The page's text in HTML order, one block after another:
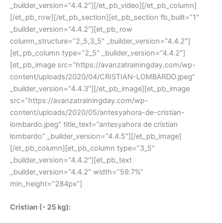
_builder_version=”4.4.2″][/et_pb_video][/et_pb_column]
[/et_pb_row][/et_pb_section][et_pb_section fb_built=”1″
_builder_version=”4.4.2″][et_pb_row
column_structure=”2_5,3_5″ _builder_version=”4.4.2″]
[et_pb_column type=”2_5″ _builder_version=”4.4.2″]
[et_pb_image src=”https://avanzatrainingday.com/wp-
content/uploads/2020/04/CRISTIAN-LOMBARDO.jpeg”
_builder_version=”4.4.3″][/et_pb_image][et_pb_image
src=”https://avanzatrainingday.com/wp-
content/uploads/2020/05/antesyahora-de-cristian-
lombardo.jpeg” title_text=”antesyahora de cristian
lombardo” _builder_version=”4.4.5″][/et_pb_image]
[/et_pb_column][et_pb_column type=”3_5″
_builder_version=”4.4.2″][et_pb_text
_builder_version=”4.4.2″ width=”59.7%”
min_height=”284px”]
Cristian (- 25 kg):